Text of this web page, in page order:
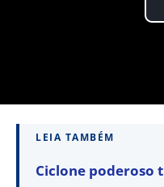
LEIA TAMBÉM
Ciclone poderoso